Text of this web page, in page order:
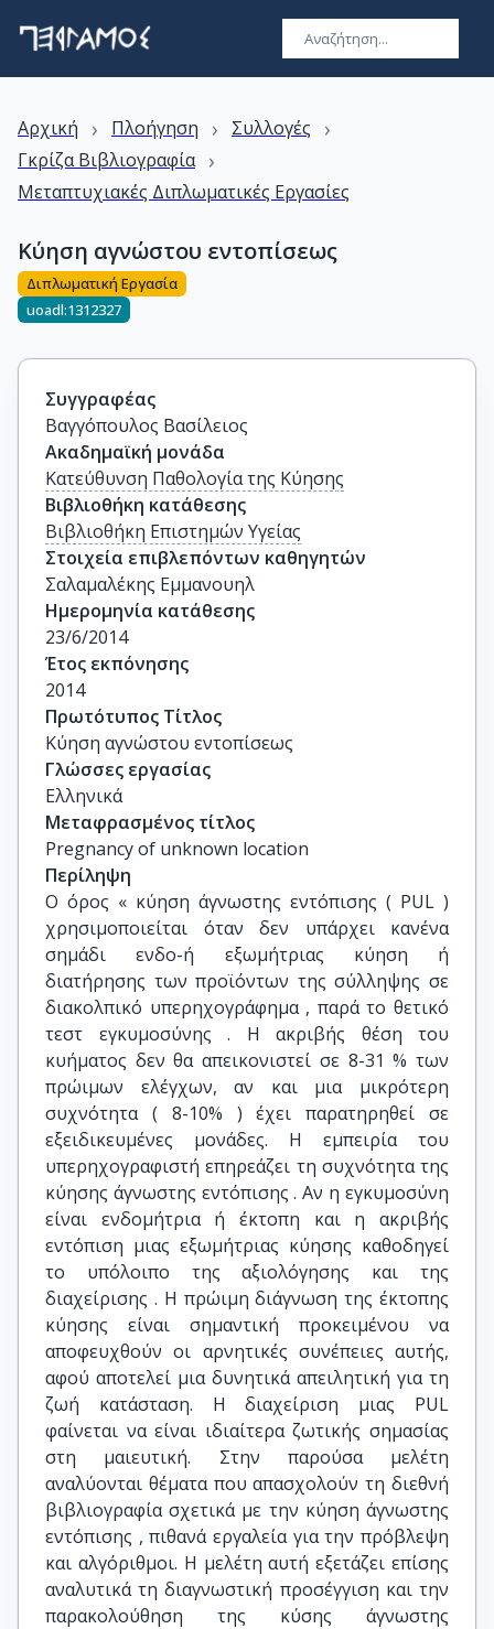
Αρχική › Πλοήγηση › Συλλογές ›
Γκρίζα Βιβλιογραφία ›
Μεταπτυχιακές Διπλωματικές Εργασίες
Κύηση αγνώστου εντοπίσεως
Διπλωματική Εργασία
uoadl:1312327
Συγγραφέας
Βαγγόπουλος Βασίλειος
Ακαδημαϊκή μονάδα
Κατεύθυνση Παθολογία της Κύησης
Βιβλιοθήκη κατάθεσης
Βιβλιοθήκη Επιστημών Υγείας
Στοιχεία επιβλεπόντων καθηγητών
Σαλαμαλέκης Εμμανουηλ
Ημερομηνία κατάθεσης
23/6/2014
Έτος εκπόνησης
2014
Πρωτότυπος Τίτλος
Κύηση αγνώστου εντοπίσεως
Γλώσσες εργασίας
Ελληνικά
Μεταφρασμένος τίτλος
Pregnancy of unknown location
Περίληψη
Ο όρος « κύηση άγνωστης εντόπισης ( PUL )
χρησιμοποιείται όταν δεν υπάρχει κανένα
σημάδι ενδο-ή εξωμήτριας κύηση ή
διατήρησης των προϊόντων της σύλληψης σε
διακολπικό υπερηχογράφημα , παρά το θετικό
τεστ εγκυμοσύνης . Η ακριβής θέση του
κυήματος δεν θα απεικονιστεί σε 8-31 % των
πρώιμων ελέγχων, αν και μια μικρότερη
συχνότητα ( 8-10% ) έχει παρατηρηθεί σε
εξειδικευμένες μονάδες. Η εμπειρία του
υπερηχογραφιστή επηρεάζει τη συχνότητα της
κύησης άγνωστης εντόπισης . Αν η εγκυμοσύνη
είναι ενδομήτρια ή έκτοπη και η ακριβής
εντόπιση μιας εξωμήτριας κύησης καθοδηγεί
το υπόλοιπο της αξιολόγησης και της
διαχείρισης . Η πρώιμη διάγνωση της έκτοπης
κύησης είναι σημαντική προκειμένου να
αποφευχθούν οι αρνητικές συνέπειες αυτής,
αφού αποτελεί μια δυνητικά απειλητική για τη
ζωή κατάσταση. Η διαχείριση μιας PUL
φαίνεται να είναι ιδιαίτερα ζωτικής σημασίας
στη μαιευτική. Στην παρούσα μελέτη
αναλύονται θέματα που απασχολούν τη διεθνή
βιβλιογραφία σχετικά με την κύηση άγνωστης
εντόπισης , πιθανά εργαλεία για την πρόβλεψη
και αλγόριθμοι. Η μελέτη αυτή εξετάζει επίσης
αναλυτικά τη διαγνωστική προσέγγιση και την
παρακολούθηση της κύσης άγνωστης